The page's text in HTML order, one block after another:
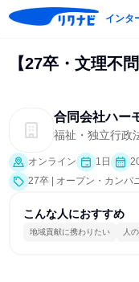
インタ
【27卒・文理不
合同会社ハー
福祉・独立行政
オンライン 1日
27卒 | オープン・カンパ
こんな人におすすめ
地域貢献に携わりたい 人